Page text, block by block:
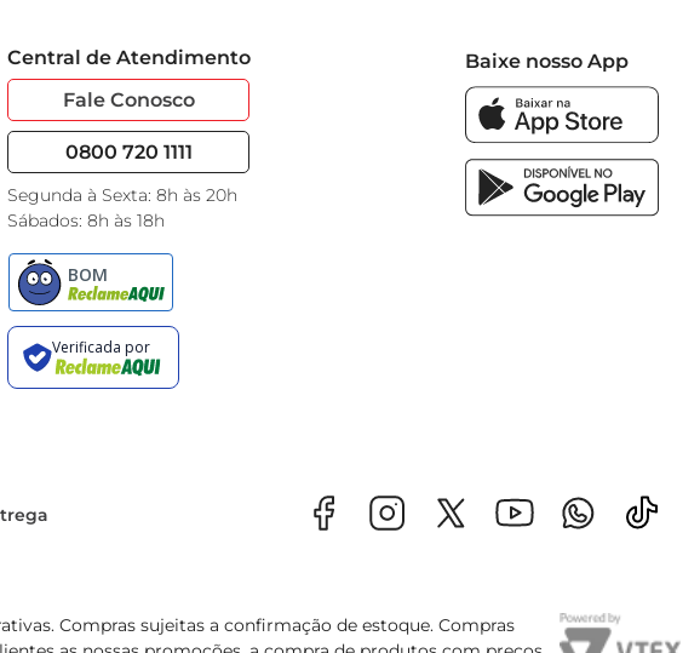
Central de Atendimento
Fale Conosco
0800 720 1111
Segunda à Sexta: 8h às 20h
Sábados: 8h às 18h
Baixe nosso App
Compras sujeitas a confirmação de estoque. Compras